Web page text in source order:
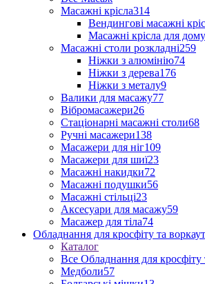
Масажні крісла314
Вендингові масажні
Масажні крісла для дому
Масажні столи розкладні259
Ніжки з алюмінію74
Ніжки з дерева176
Ніжки з металу9
Валики для масажу77
Вібромасажери26
Стаціонарні масажні столи68
Ручні масажери138
Масажери для ніг109
Масажери для шиї23
Масажні накидки72
Масажні подушки56
Масажні стільці23
Аксесуари для масажу59
Масажер для тіла74
Обладнання для кросфіту та
Каталог
Все Обладнання для кросфіту
Медболи57